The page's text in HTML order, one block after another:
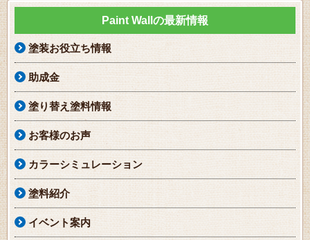
Paint Wallの最新情報
塗装お役立ち情報
助成金
塗り替え塗料情報
お客様のお声
カラーシミュレーション
塗料紹介
イベント案内